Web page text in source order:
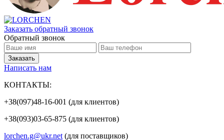
Заказать обратный звонок
Обратный звонок
Написать нам
КОНТАКТЫ:
+38(097)48-16-001 (для клиентов)
+38(093)03-65-875 (для клиентов)
lorchen.g@ukr.net (для поставщиков)